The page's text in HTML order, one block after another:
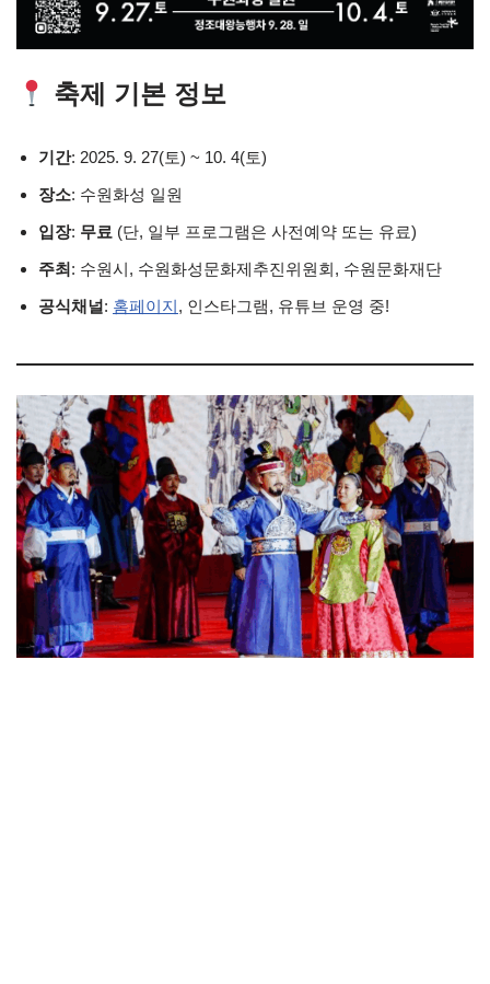
축제 기본 정보
기간: 2025. 9. 27(토) ~ 10. 4(토)
장소: 수원화성 일원
입장: 무료 (단, 일부 프로그램은 사전예약 또는 유료)
주최: 수원시, 수원화성문화제추진위원회, 수원문화재단
공식채널: 홈페이지, 인스타그램, 유튜브 운영 중!